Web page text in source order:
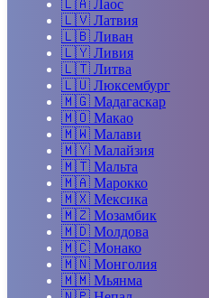
🇱🇦 Лаос
🇱🇻 Латвия
🇱🇧 Ливан
🇱🇾 Ливия
🇱🇹 Литва
🇱🇺 Люксембург
🇲🇬 Мадагаскар
🇲🇴 Макао
🇲🇼 Малави
🇲🇾 Малайзия
🇲🇹 Мальта
🇲🇦 Марокко
🇲🇽 Мексика
🇲🇿 Мозамбик
🇲🇩 Молдова
🇲🇨 Монако
🇲🇳 Монголия
🇲🇲 Мьянма